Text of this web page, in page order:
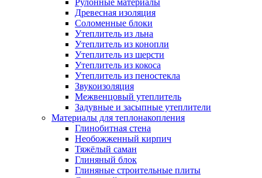
Рулонные материалы
Древесная изоляция
Соломенные блоки
Утеплитель из льна
Утеплитель из конопли
Утеплитель из шерсти
Утеплитель из кокоса
Утеплитель из пеностекла
Звукоизоляция
Межвенцовый утеплитель
Задувные и засыпные утеплители
Материалы для теплонакопления
Глинобитная стена
Необожженный кирпич
Тяжёлый саман
Глиняный блок
Глиняные строительные плиты